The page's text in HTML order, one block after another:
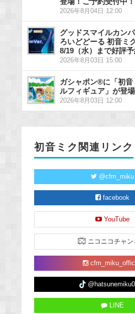
2026年8月04日 12:00
グッドスマイルカン
ろいどどーる 初音ミ
8/19（水）まで好評予
2026年8月03日 15:00
ガシャポン®に「初
ルフィギュア」が登場
2026年8月03日 12:00
初音ミク関連リンク
@cfm_miku
facebook
YouTube
ニコニコチャン
LINE